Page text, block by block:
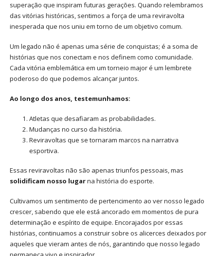
superação que inspiram futuras gerações. Quando relembramos
das vitórias históricas, sentimos a força de uma reviravolta
inesperada que nos uniu em torno de um objetivo comum.
Um legado não é apenas uma série de conquistas; é a soma de
histórias que nos conectam e nos definem como comunidade.
Cada vitória emblemática em um torneio major é um lembrete
poderoso do que podemos alcançar juntos.
Ao longo dos anos, testemunhamos:
Atletas que desafiaram as probabilidades.
Mudanças no curso da história.
Reviravoltas que se tornaram marcos na narrativa
esportiva.
Essas reviravoltas não são apenas triunfos pessoais, mas
solidificam nosso lugarna história do esporte.
Cultivamos um sentimento de pertencimento ao ver nosso legado
crescer, sabendo que ele está ancorado em momentos de pura
determinação e espírito de equipe. Encorajados por essas
histórias, continuamos a construir sobre os alicerces deixados por
aqueles que vieram antes de nós, garantindo que nosso legado